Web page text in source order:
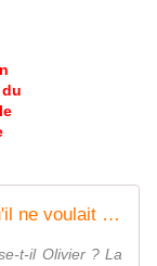
#FRANCE : Olivier #Véran avoue qu'il ne voulait pas du #pass sanitaire et rappelle qu'il devrait bientôt être abandonné - MOINS de BIENS PLUS de LIENS
t-il Olivier ? La